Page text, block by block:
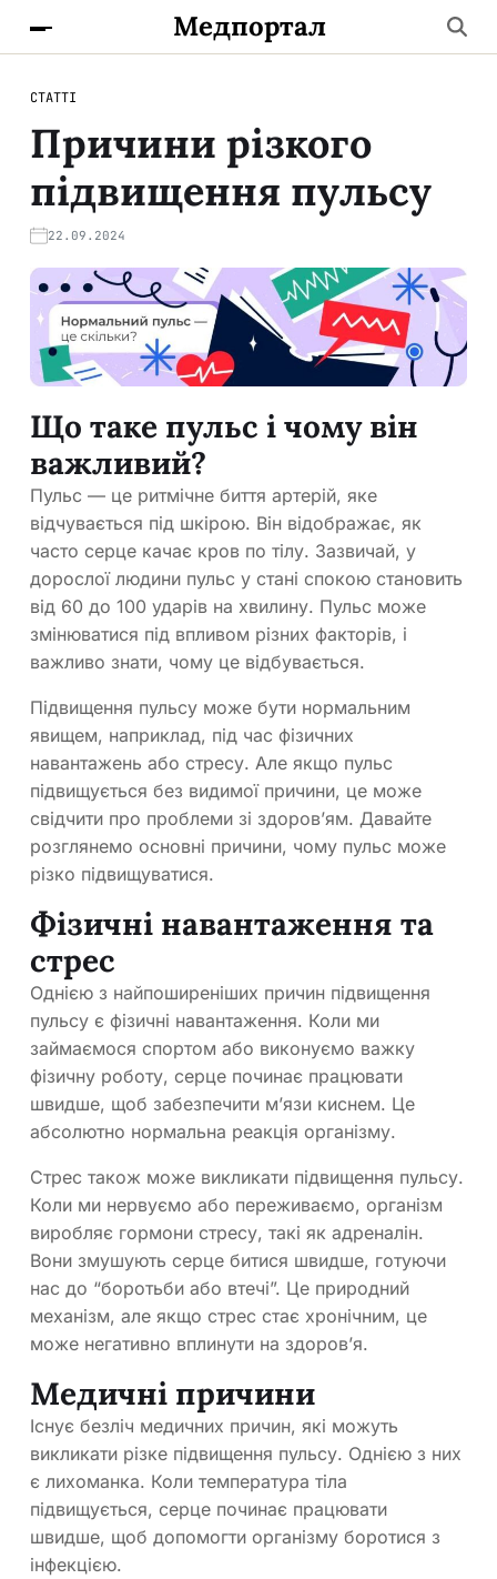
Медпортал
СТАТТІ
Причини різкого
підвищення пульсу
22.09.2024
Що таке пульс і чому він
важливий?
Пульс — це ритмічне биття артерій, яке
відчувається під шкірою. Він відображає, як
часто серце качає кров по тілу. Зазвичай, у
дорослої людини пульс у стані спокою становить
від 60 до 100 ударів на хвилину. Пульс може
змінюватися під впливом різних факторів, і
важливо знати, чому це відбувається.
Підвищення пульсу може бути нормальним
явищем, наприклад, під час фізичних
навантажень або стресу. Але якщо пульс
підвищується без видимої причини, це може
свідчити про проблеми зі здоров’ям. Давайте
розглянемо основні причини, чому пульс може
різко підвищуватися.
Фізичні навантаження та
стрес
Однією з найпоширеніших причин підвищення
пульсу є фізичні навантаження. Коли ми
займаємося спортом або виконуємо важку
фізичну роботу, серце починає працювати
швидше, щоб забезпечити м’язи киснем. Це
абсолютно нормальна реакція організму.
Стрес також може викликати підвищення пульсу.
Коли ми нервуємо або переживаємо, організм
виробляє гормони стресу, такі як адреналін.
Вони змушують серце битися швидше, готуючи
нас до “боротьби або втечі”. Це природний
механізм, але якщо стрес стає хронічним, це
може негативно вплинути на здоров’я.
Медичні причини
Існує безліч медичних причин, які можуть
викликати різке підвищення пульсу. Однією з них
є лихоманка. Коли температура тіла
підвищується, серце починає працювати
швидше, щоб допомогти організму боротися з
інфекцією.